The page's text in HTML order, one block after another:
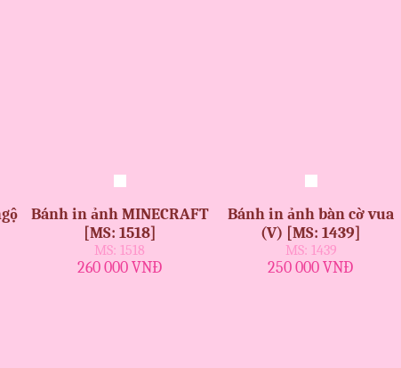
Bánh in ảnh MINECRAFT
[MS: 1518]
MS: 1518
260 000 VNĐ
Bánh in ảnh bàn cờ vua
(V) [MS: 1439]
MS: 1439
250 000 VNĐ